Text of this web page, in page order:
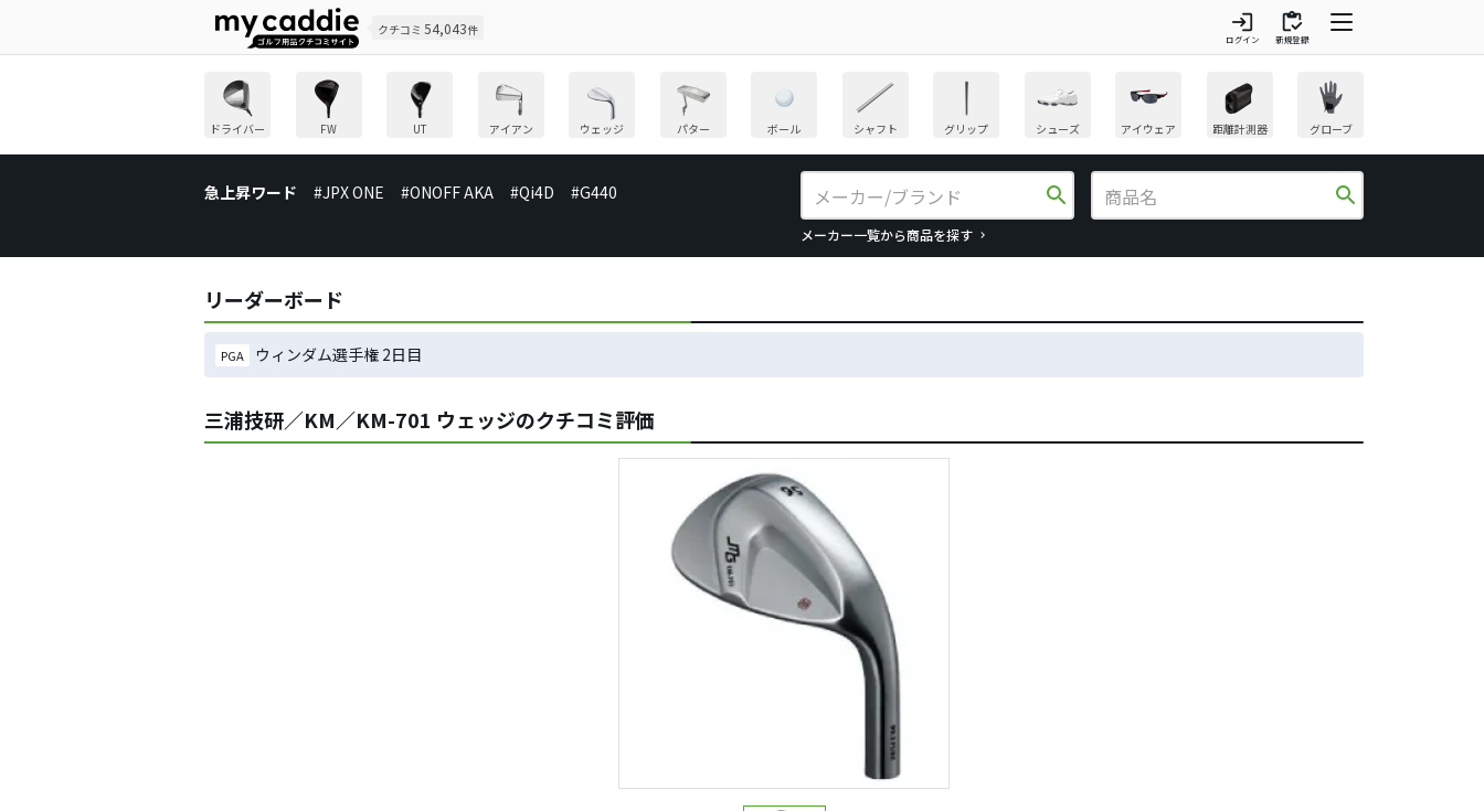
クチコミ 54,043件 login
ログイン
inventory
新規登録
ドライバー FW UT アイアン ウェッジ パター ボール シャフト グリップ シューズ アイウェア 距離計測器 グローブ
急上昇ワード #JPX ONE #ONOFF AKA #Qi4D #G440 search
メーカー一覧から商品を探す
search
リーダーボード
PGA ウィンダム選手権 2日目
三浦技研／KM／KM-701 ウェッジのクチコミ評価